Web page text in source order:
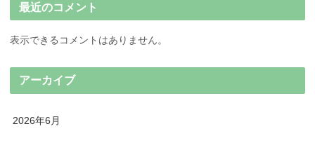
最近のコメント
表示できるコメントはありません。
アーカイブ
2026年6月